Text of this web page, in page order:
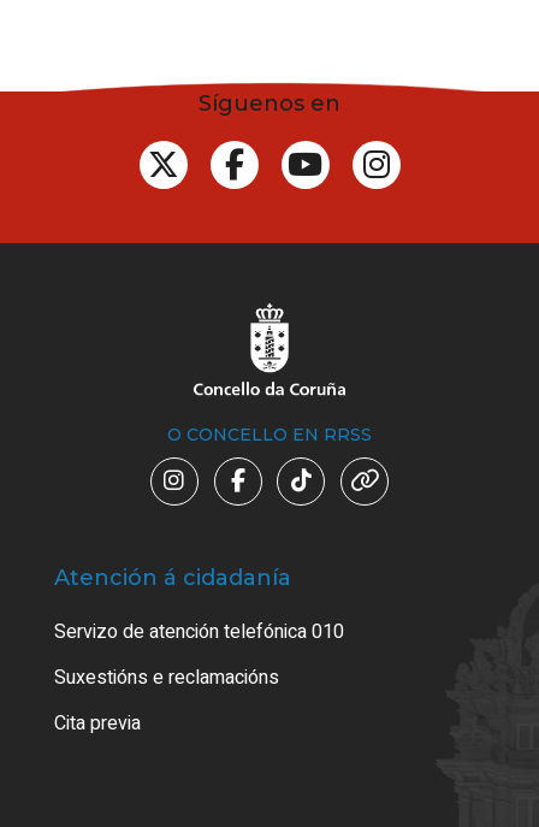
Síguenos en
O CONCELLO EN RRSS
Atención á cidadanía
Servizo de atención telefónica 010
Suxestións e reclamacións
Cita previa